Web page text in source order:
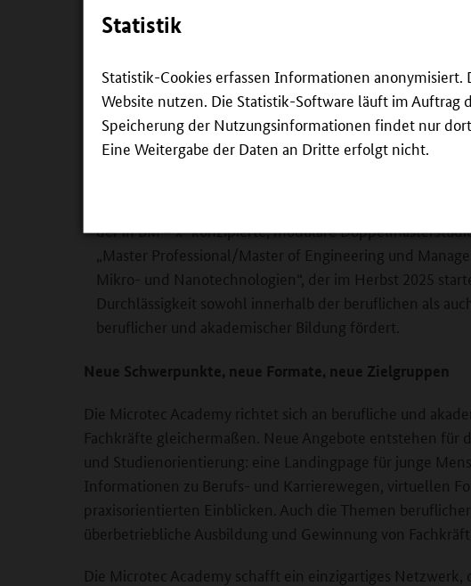
Statistik
Statistik-Cookies erfassen Informationen
Website nutzen. Die Statistik-Software läuft im Auftrag
Speicherung der Nutzungsinformationen findet nur
Eine Weitergabe der Daten an Dritte erfolgt nicht.
werden verstetigt und mit neuen Angeboten ergänzt.
beispielsweise:
das digitale Training an komplexen Maschinen im
Technologielabor – eine Art „Flugsimulator“ für den
der in BM = x³ konzipierte, modulare
„Master Professional/Master of Engineering und
Mikro- und Nanotechnologien“, der im Herbst 2025
Durchlässigkeit sowohl innerhalb der beruflichen als
beruflicher und akademischer Bildung fördert.
Neue Schwerpunkte, neue Formate, neue Zielgruppen
Die Microtec Academy richtet sich an berufliche und
Fachkräfte gleichermaßen. Neue Angebote entstehen für
und Studienorientierung: eine Landingpage für junge
Informationen zu Berufs- und Karrierewegen, virtuellen
praxisorientierten Einblicken. Auch die Themen
überbetriebliche Ausbildung und Gewinnung von
Die Microtec Academy schafft ein einzigartiges